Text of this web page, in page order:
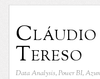
Cláudio
Tereso
Data Analysis, Power BI,